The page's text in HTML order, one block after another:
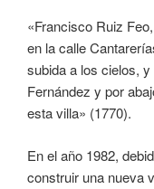
«Francisco Ruiz
en la calle
subida a los cielos,
Fernández y por
esta villa» (1770).
En el año 1982,
construir una nueva